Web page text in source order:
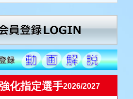
化指定選手2026/2027